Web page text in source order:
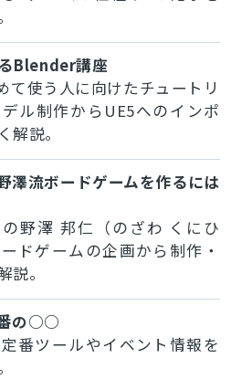
Blender講座
て使う人に向けたチュートリ
ル制作からUE5へのインポ
解説。
澤流ボードゲームを作るには
野澤 邦仁（のざわ くにひ
ドゲームの企画から制作・
説。
の○○
番ツールやイベント情報を